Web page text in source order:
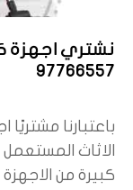
نشتري اجهزة
97766557
باعتبارنا
الاثاث
كبيرة من